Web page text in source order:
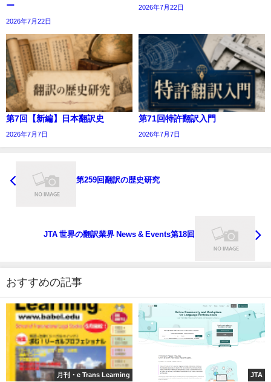
ー
2026年7月22日
2026年7月22日
第7回【新編】日本翻訳史
2026年7月7日
第71回特許翻訳入門
2026年7月7日
第259回翻訳の歴史研究
JTA 世界の翻訳業界 News & Events第18回
おすすめの記事
月刊・e Trans Learning JTA